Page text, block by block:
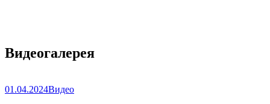
Видеогалерея
01.04.2024Видео